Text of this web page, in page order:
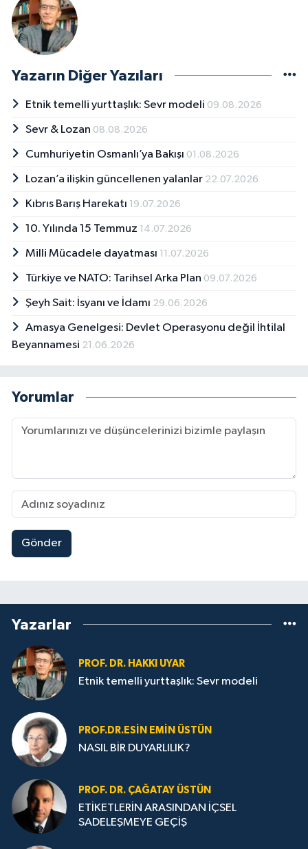
Yazarın Diğer Yazıları
Etnik temelli yurttaşlık: Sevr modeli 09.08.2026
Sevr & Lozan 08.08.2026
Cumhuriyetin Osmanlı’ya Bakışı 01.08.2026
Lozan’a ilişkin güncellenen yalanlar 22.07.2026
Kıbrıs Barış Harekatı 19.07.2026
10. Yılında 15 Temmuz 14.07.2026
Milli Mücadele dayatması 11.07.2026
Türkiye ve NATO: Tarihsel Arka Plan 09.07.2026
Şeyh Sait: İsyanı ve İdamı 29.06.2026
Amasya Genelgesi: Devlet Operasyonu değil İhtilal
Beyannamesi 21.06.2026
Yorumlar
Gönder
Yazarlar
PROF. DR. HAKKI UYAR
Etnik temelli yurttaşlık: Sevr modeli
PROF.DR.ESIN EMIN ÜSTÜN
NASIL BİR DUYARLILIK?
PROF. DR. ÇAĞATAY ÜSTÜN
ETİKETLERİN ARASINDAN İÇSEL
SADELEŞMEYE GEÇİŞ